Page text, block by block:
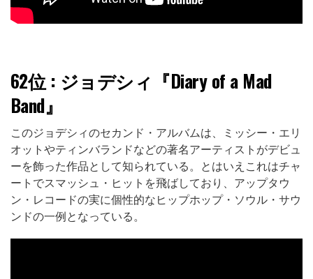
62位 : ジョデシィ『Diary of a Mad
Band』
このジョデシィのセカンド・アルバムは、ミッシー・エリ
オットやティンバランドなどの著名アーティストがデビュ
ーを飾った作品として知られている。とはいえこれはチャ
ートでスマッシュ・ヒットを飛ばしており、アップタウ
ン・レコードの実に個性的なヒップホップ・ソウル・サウ
ンドの一例となっている。